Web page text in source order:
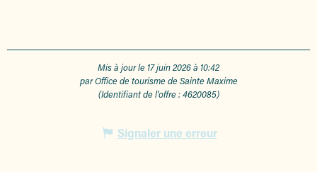
Mis à jour le 17 juin 2026 à 10:42
par Office de tourisme de Sainte Maxime
(Identifiant de l'offre :4620085)
Signaler une erreur